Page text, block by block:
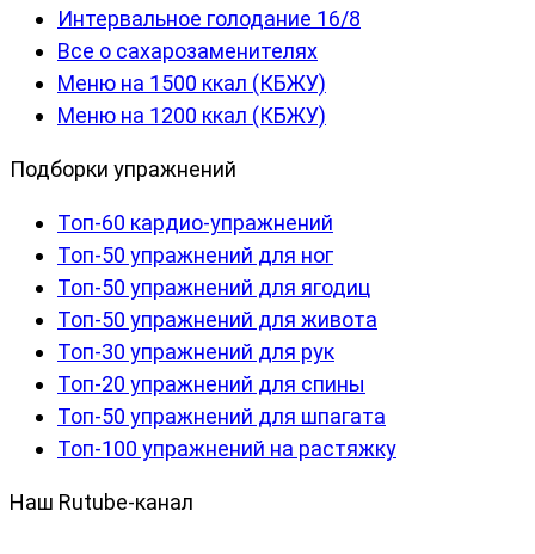
Интервальное голодание 16/8
Все о сахарозаменителях
Меню на 1500 ккал (КБЖУ)
Меню на 1200 ккал (КБЖУ)
Подборки упражнений
Топ-60 кардио-упражнений
Топ-50 упражнений для ног
Топ-50 упражнений для ягодиц
Топ-50 упражнений для живота
Топ-30 упражнений для рук
Топ-20 упражнений для спины
Топ-50 упражнений для шпагата
Топ-100 упражнений на растяжку
Наш Rutube-канал